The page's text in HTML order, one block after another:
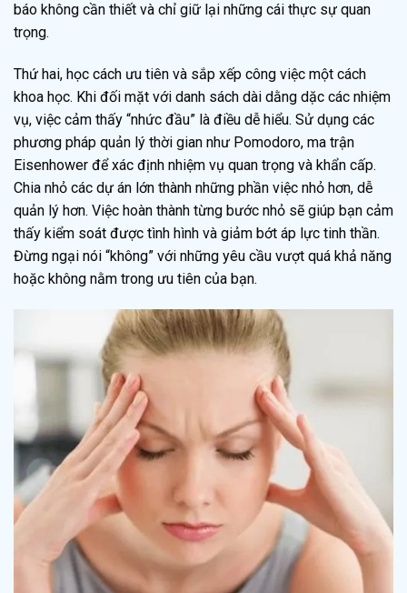
báo không cần thiết và chỉ giữ lại những cái thực sự quan
trọng.
Thứ hai, học cách ưu tiên và sắp xếp công việc một cách
khoa học. Khi đối mặt với danh sách dài dằng dặc các nhiệm
vụ, việc cảm thấy “nhức đầu” là điều dễ hiểu. Sử dụng các
phương pháp quản lý thời gian như Pomodoro, ma trận
Eisenhower để xác định nhiệm vụ quan trọng và khẩn cấp.
Chia nhỏ các dự án lớn thành những phần việc nhỏ hơn, dễ
quản lý hơn. Việc hoàn thành từng bước nhỏ sẽ giúp bạn cảm
thấy kiểm soát được tình hình và giảm bớt áp lực tinh thần.
Đừng ngại nói “không” với những yêu cầu vượt quá khả năng
hoặc không nằm trong ưu tiên của bạn.